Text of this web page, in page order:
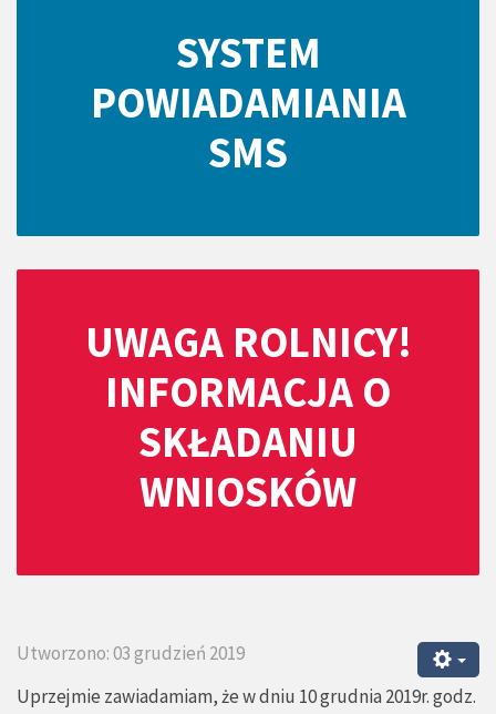
SYSTEM
POWIADAMIANIA
SMS
UWAGA ROLNICY!
INFORMACJA O
SKŁADANIU
WNIOSKÓW
Utworzono: 03 grudzień 2019
Uprzejmie zawiadamiam, że w dniu 10 grudnia 2019r. godz.